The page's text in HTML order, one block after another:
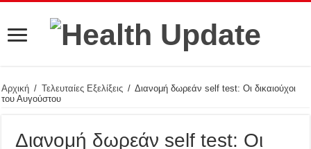
Αρχική / Τελευταίες Εξελίξεις / Διανομή δωρεάν self test: Οι δικαιούχοι
του Αυγούστου
Διανομή δωρεάν self test: Οι